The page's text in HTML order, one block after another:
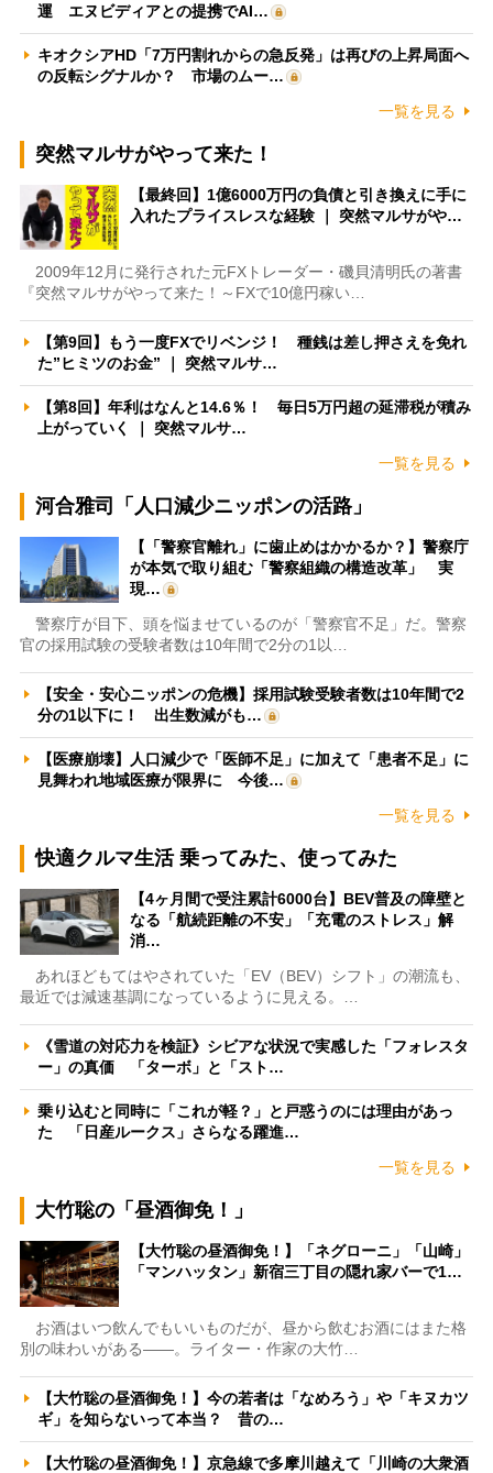
運 エヌビディアとの提携でAI…
キオクシアHD「7万円割れからの急反発」は再びの上昇局面へ
の反転シグナルか？ 市場のムー…
一覧を見る
突然マルサがやって来た！
【最終回】1億6000万円の負債と引き換えに手に
入れたプライスレスな経験 ｜ 突然マルサがや…
2009年12月に発行された元FXトレーダー・磯貝清明氏の著書
『突然マルサがやって来た！～FXで10億円稼い…
【第9回】もう一度FXでリベンジ！ 種銭は差し押さえを免れ
た”ヒミツのお金” ｜ 突然マルサ…
【第8回】年利はなんと14.6％！ 毎日5万円超の延滞税が積み
上がっていく ｜ 突然マルサ…
一覧を見る
河合雅司「人口減少ニッポンの活路」
【「警察官離れ」に歯止めはかかるか？】警察庁
が本気で取り組む「警察組織の構造改革」 実
現…
警察庁が目下、頭を悩ませているのが「警察官不足」だ。警察
官の採用試験の受験者数は10年間で2分の1以…
【安全・安心ニッポンの危機】採用試験受験者数は10年間で2
分の1以下に！ 出生数減がも…
【医療崩壊】人口減少で「医師不足」に加えて「患者不足」に
見舞われ地域医療が限界に 今後…
一覧を見る
快適クルマ生活 乗ってみた、使ってみた
【4ヶ月間で受注累計6000台】BEV普及の障壁と
なる「航続距離の不安」「充電のストレス」解
消…
あれほどもてはやされていた「EV（BEV）シフト」の潮流も、
最近では減速基調になっているように見える。…
《雪道の対応力を検証》シビアな状況で実感した「フォレスタ
ー」の真価 「ターボ」と「スト…
乗り込むと同時に「これが軽？」と戸惑うのには理由があっ
た 「日産ルークス」さらなる躍進…
一覧を見る
大竹聡の「昼酒御免！」
【大竹聡の昼酒御免！】「ネグローニ」「山崎」
「マンハッタン」新宿三丁目の隠れ家バーで1…
お酒はいつ飲んでもいいものだが、昼から飲むお酒にはまた格
別の味わいがある――。ライター・作家の大竹…
【大竹聡の昼酒御免！】今の若者は「なめろう」や「キヌカツ
ギ」を知らないって本当？ 昔の…
【大竹聡の昼酒御免！】京急線で多摩川越えて「川崎の大衆酒